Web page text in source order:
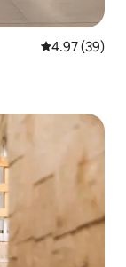
レビュー39
4.97 (39)